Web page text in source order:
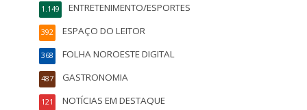
ENTRETENIMENTO/ESPORTES
1.149
ESPAÇO DO LEITOR
392
FOLHA NOROESTE DIGITAL
368
GASTRONOMIA
487
NOTÍCIAS EM DESTAQUE
121